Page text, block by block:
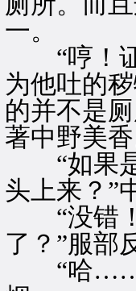
一。
“哼！证
为他吐的
的并不是
著中野美香
“如果是
头上来？”
“没错！
了？”服部
“哈……照